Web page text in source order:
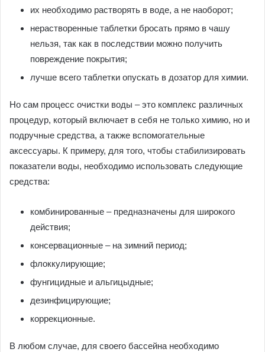
их необходимо растворять в воде, а не наоборот;
нерастворенные таблетки бросать прямо в чашу
нельзя, так как в последствии можно получить
повреждение покрытия;
лучше всего таблетки опускать в дозатор для химии.
Но сам процесс очистки воды – это комплекс различных
процедур, который включает в себя не только химию, но и
подручные средства, а также вспомогательные
аксессуары. К примеру, для того, чтобы стабилизировать
показатели воды, необходимо использовать следующие
средства:
комбинированные – предназначены для широкого
действия;
консервационные – на зимний период;
флоккулирующие;
фунгицидные и альгицыдные;
дезинфицирующие;
коррекционные.
В любом случае, для своего бассейна необходимо